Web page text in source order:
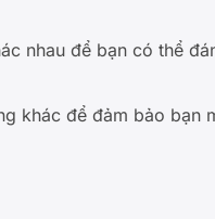
nhau để bạn có thể
khác để đảm bảo bạn